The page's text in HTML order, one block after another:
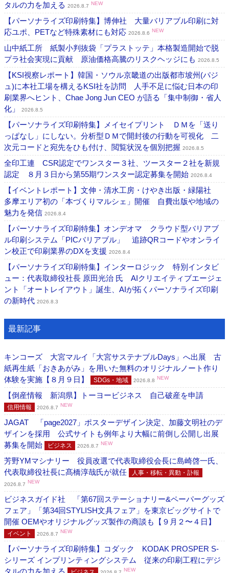
タルの力を加える 2026.8.7 NEW
【パーソナライズ印刷特集】博伸社 大量バリアブル印刷に対
応ユポ、PETなど特殊素材にも対応 2026.8.6 NEW
山中紙工所 紙製小判抜袋「プラストッテ」本格製造開始で脱
プラ社会実現に貢献 原油価格高騰のリスクヘッジにも 2026.8.5
【KSI視察レポート】韓国・ソウル京畿道の出版都市坡州(パジ
ュ)に本社工場を構えるKSI社を訪問 人手不足に悩む日本の印
刷業界へヒント、Chae Jong Jun CEO が語る「集中制御・省人
化」
2026.8.5
【パーソナライズ印刷特集】メイセイプリント ＤＭを「送り
っぱなし」にしない。分析型ＤＭで開封後の行動を可視化 二
次元コードと宛先をひも付け、閲覧状況を個別把握 2026.8.5
全印工連 CSR認定でワンスター３社、ツースター２社を新規
認定 ８月３日から第55期ワンスター認定募集を開始 2026.8.4
【イベントレポート】文伸・清水工房・けやき出版・緑陽社
多摩エリア初の「本づくりマルシェ」開催 自費出版や地域の
魅力を発信 2026.8.4
【パーソナライズ印刷特集】オンデオマ クラウド型バリアブ
ル印刷システム「PICバリアブル」 追跡QRコードやオンライ
ン校正で印刷業界のDXを支援 2026.8.4
【パーソナライズ印刷特集】インターロジック 特別インタビ
ュー：代表取締役社長 原田光治 氏 AIクリエイティブエージェ
ント「オートレイアウト」誕生、AIが拓くパーソナライズ印刷
の新時代 2026.8.3
最新記事
キンコーズ 大宮マルイ「大宮サステナブルDays」へ出展 古
紙再生紙「おきあがみ」を用いた無料のオリジナルノート作り
体験を実施【８月９日】
SDGs・地域 2026.8.8 NEW
【倒産情報 新潟県】トーヨービジネス 自己破産を申請
信用情報 2026.8.7 NEW
JAGAT 「page2027」ポスターデザイン決定、加藤文明社のデ
ザインを採用 公式サイトも例年より大幅に前倒し公開し出展
募集を開始
ビジネス 2026.8.7 NEW
芳野YMマシナリー 役員改選で代表取締役会長に島崎啓一氏、
代表取締役社長に髙橋淳哉氏が就任
人事・移転・異動・訃報
2026.8.7 NEW
ビジネスガイド社 「第67回ステーショナリー&ペーパーグッズ
フェア」「第34回STYLISH文具フェア」を東京ビッグサイトで
開催 OEMやオリジナルグッズ製作の商談も【９月２〜４日】
イベント 2026.8.7 NEW
【パーソナライズ印刷特集】コダック KODAK PROSPER S-
シリーズ インプリンティングシステム 従来の印刷工程にデジ
NEW